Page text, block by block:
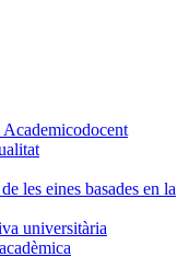
les eines basades en la
universitària